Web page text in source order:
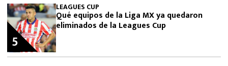
LEAGUES CUP
Qué equipos de la Liga MX ya quedaron
eliminados de la Leagues Cup
5